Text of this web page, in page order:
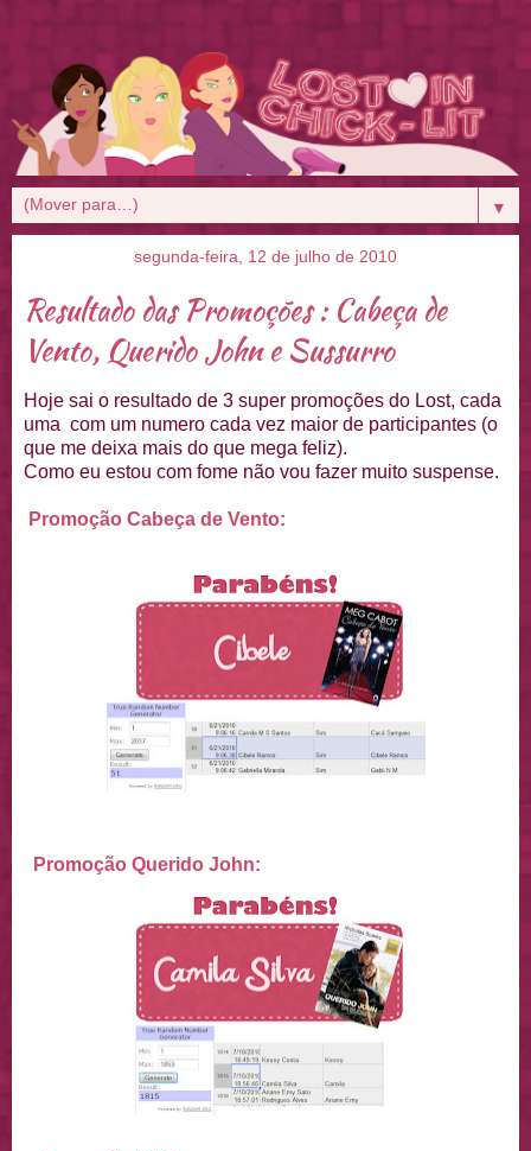
▼
segunda-feira, 12 de julho de 2010
Resultado das Promoções : Cabeça de
Vento, Querido John e Sussurro
Hoje sai o resultado de 3 super promoções do Lost, cada
uma com um numero cada vez maior de participantes (o
que me deixa mais do que mega feliz).
Como eu estou com fome não vou fazer muito suspense.
Promoção Cabeça de Vento:
Promoção Querido John: